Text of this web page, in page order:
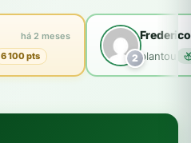
há 2 meses
6 100 pts 2plantou